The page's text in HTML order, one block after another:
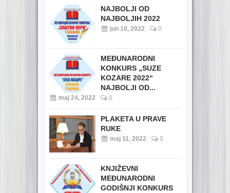
NAJBOLJI OD
NAJBOLJIH 2022
jun 10, 2022 0
MEĐUNARODNI
KONKURS „SUZE
KOZARE 2022“
NAJBOLJI OD...
maj 24, 2022 0
PLAKETA U PRAVE
RUKE
maj 11, 2022 0
KNJIŽEVNI
MEĐUNARODNI
GODIŠNJI KONKURS